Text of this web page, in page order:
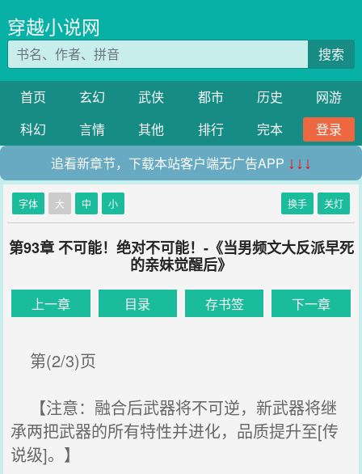
穿越小说网
搜索
首页 玄幻 武侠 都市 历史
网游
科幻
言情 其他 排行 完本
登录
追看新章节，下载本站客户端无广告APP ↓↓↓
字体 大 中 小 换手 关灯
第93章 不可能！绝对不可能！-《当男频文大反派早死
的亲妹觉醒后》
上一章 目录 存书签 下一章
第(2/3)页
【注意：融合后武器将不可逆，新武器将继
承两把武器的所有特性并进化，品质提升至[传
说级]。】